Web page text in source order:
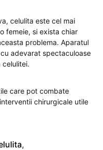
celulita este cel mai
femeie, si exista chiar
problema. Aparatul
adevarat spectaculoase
care pot combate
chirurgicale utile
,